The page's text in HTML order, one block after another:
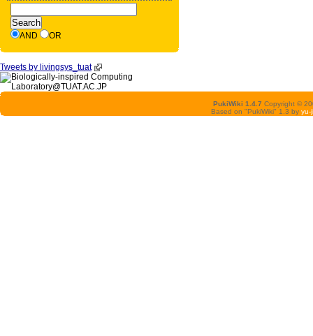
AND OR
Tweets by livingsys_tuat
PukiWiki 1.4.7 Copyright ©
Based on "PukiWiki" 1.3 by yu-ji